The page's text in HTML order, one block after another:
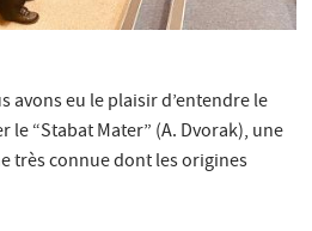
avons eu le plaisir d’entendre le
le “Stabat Mater” (A. Dvorak), une
très connue dont les origines